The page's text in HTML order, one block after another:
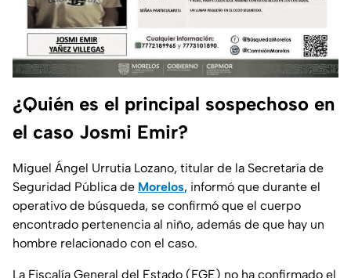
¿Quién es el principal sospechoso en
el caso Josmi Emir?
Miguel Ángel Urrutia Lozano, titular de la Secretaría de
Seguridad Pública de Morelos, informó que durante el
operativo de búsqueda, se confirmó que el cuerpo
encontrado pertenencia al niño, además de que hay un
hombre relacionado con el caso.
La Fiscalía General del Estado (FGE) no ha confirmado el